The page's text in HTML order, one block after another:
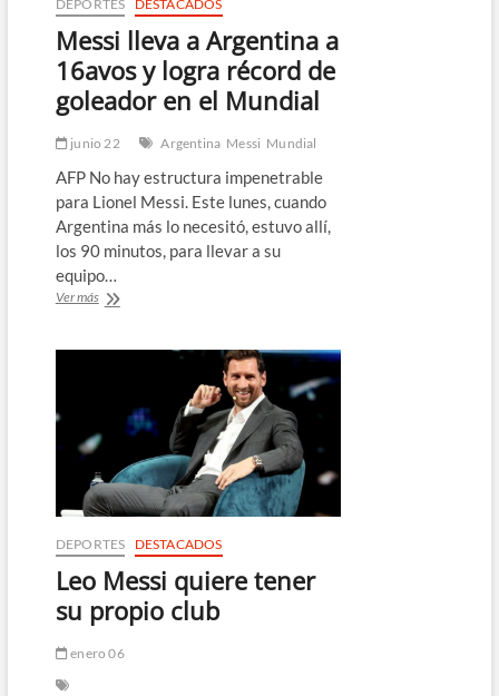
DEPORTES DESTACADOS
Messi lleva a Argentina a
16avos y logra récord de
goleador en el Mundial
junio 22 Argentina Messi Mundial
AFP No hay estructura impenetrable
para Lionel Messi. Este lunes, cuando
Argentina más lo necesitó, estuvo allí,
los 90 minutos, para llevar a su
equipo…
Ver másMessi
logra
de
goleador
en
Mundial
DEPORTES DESTACADOS
Leo Messi quiere tener
su propio club
enero 06